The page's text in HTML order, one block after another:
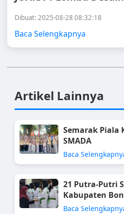
Dibuat: 2025-08-28 08:32:18
Baca Selengkapnya
Artikel Lainnya
Semarak Piala
SMADA
Baca
21 Putra-Putri
Kabupaten
Baca